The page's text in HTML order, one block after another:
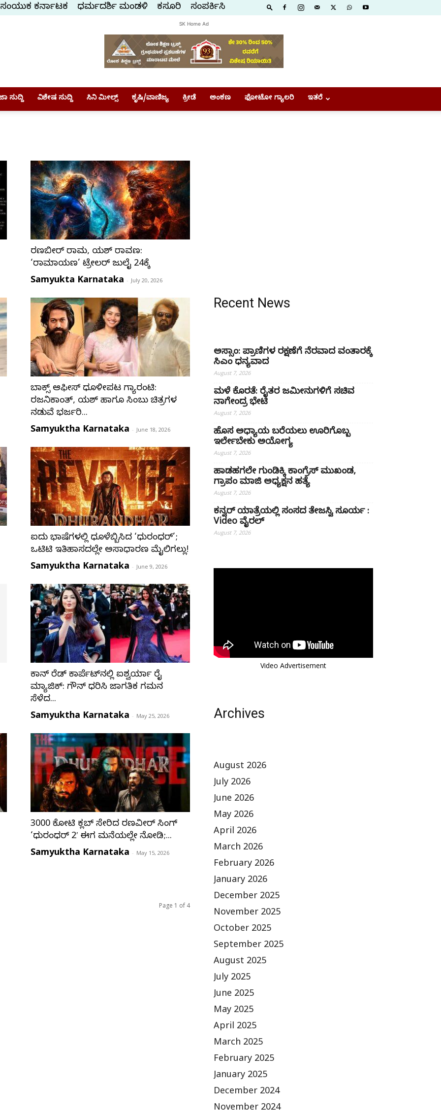
ಸಂಯುಕ್ತ ಕರ್ನಾಟಕ ಧರ್ಮದರ್ಶಿ ಮಂಡಳಿ ಕಸ್ತೂರಿ ಸಂಪರ್ಕಿಸಿ
SK Home Ad
ಸುದ್ದಿ ವಿಶೇಷ ಸುದ್ದಿ ಸಿನಿ ಮೀಲ್ಸ್ ಕೃಷಿ/ವಾಣಿಜ್ಯ ಕ್ರೀಡೆ ಅಂಕಣ ಫೋಟೋ ಗ್ಯಾಲರಿ ಇತರೆ
ರಣಬೀರ್ ರಾಮ, ಯಶ್ ರಾವಣ:
‘ರಾಮಾಯಣ’ ಟ್ರೇಲರ್ ಜುಲೈ 24ಕ್ಕೆ
Samyukta Karnataka - July 20, 2026
ಬಾಕ್ಸ್ ಆಫೀಸ್ ಧೂಳೀಪಟ ಗ್ಯಾರಂಟಿ:
ರಜನಿಕಾಂತ್, ಯಶ್ ಹಾಗೂ ಸಿಂಬು ಚಿತ್ರಗಳ
ನಡುವೆ ಭರ್ಜರಿ...
Samyuktha Karnataka - June 18, 2026
ಐದು ಭಾಷೆಗಳಲ್ಲಿ ಧೂಳೆಬ್ಬಿಸಿದ ‘ಧುರಂಧರ್’;
ಒಟಿಟಿ ಇತಿಹಾಸದಲ್ಲೇ ಅಸಾಧಾರಣ ಮೈಲಿಗಲ್ಲು!
Samyuktha Karnataka - June 9, 2026
ಕಾನ್ ರೆಡ್ ಕಾರ್ಪೆಟ್‌ನಲ್ಲಿ ಐಶ್ವರ್ಯಾ ರೈ
ಮ್ಯಾಜಿಕ್: ಗೌನ್ ಧರಿಸಿ ಜಾಗತಿಕ ಗಮನ
ಸೆಳೆದ...
Samyuktha Karnataka - May 25, 2026
₹3000 ಕೋಟಿ ಕ್ಲಬ್ ಸೇರಿದ ರಣವೀರ್ ಸಿಂಗ್
‘ಧುರಂಧರ್ 2′ ಈಗ ಮನೆಯಲ್ಲೇ ನೋಡಿ;...
Samyuktha Karnataka - May 15, 2026
Page 1 of 4
Recent News
ಅಸ್ಸಾಂ: ಪ್ರಾಣಿಗಳ ರಕ್ಷಣೆಗೆ ನೆರವಾದ ವಂತಾರಕ್ಕೆ
ಸಿಎಂ ಧನ್ಯವಾದ
August 7, 2026
ಮಳೆ ಕೊರತೆ: ರೈತರ ಜಮೀನುಗಳಿಗೆ ಸಚಿವ
ನಾಗೇಂದ್ರ ಭೇಟಿ
August 7, 2026
ಹೊಸ ಅಧ್ಯಾಯ ಬರೆಯಲು ಊರಿಗೊಬ್ಬ
ಇರ್ಲೇಬೇಕು ಅಯೋಗ್ಯ
August 7, 2026
ಹಾಡಹಗಲೇ ಗುಂಡಿಕ್ಕಿ ಕಾಂಗ್ರೆಸ್ ಮುಖಂಡ,
ಗ್ರಾಪಂ ಮಾಜಿ ಅಧ್ಯಕ್ಷನ ಹತ್ಯೆ
August 7, 2026
ಕನ್ವರ್ ಯಾತ್ರೆಯಲ್ಲಿ ಸಂಸದ ತೇಜಸ್ವಿ ಸೂರ್ಯ :
Video ವೈರಲ್‌
August 7, 2026
Video Advertisement
Archives
August 2026
July 2026
June 2026
May 2026
April 2026
March 2026
February 2026
January 2026
December 2025
November 2025
October 2025
September 2025
August 2025
July 2025
June 2025
May 2025
April 2025
March 2025
February 2025
January 2025
December 2024
November 2024